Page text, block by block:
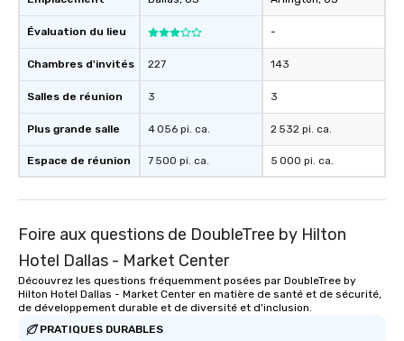
Évaluation du lieu
Chambres d'invités
Salles de réunion
Plus grande salle
Espace de réunion
227
3
4 056 pi. ca.
7 500 pi. ca.
-
143
3
2 532 pi. ca.
5 000 pi. ca.
Foire aux questions de DoubleTree by Hilton
Hotel Dallas - Market Center
Découvrez les questions fréquemment posées par DoubleTree by
Hilton Hotel Dallas - Market Center en matière de santé et de sécurité,
de développement durable et de diversité et d'inclusion.
PRATIQUES DURABLES